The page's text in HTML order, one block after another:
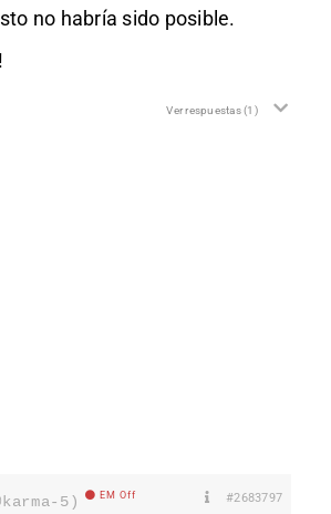
no habría sido posible.
Ver respuestas(1)
5) EM Off #2683797